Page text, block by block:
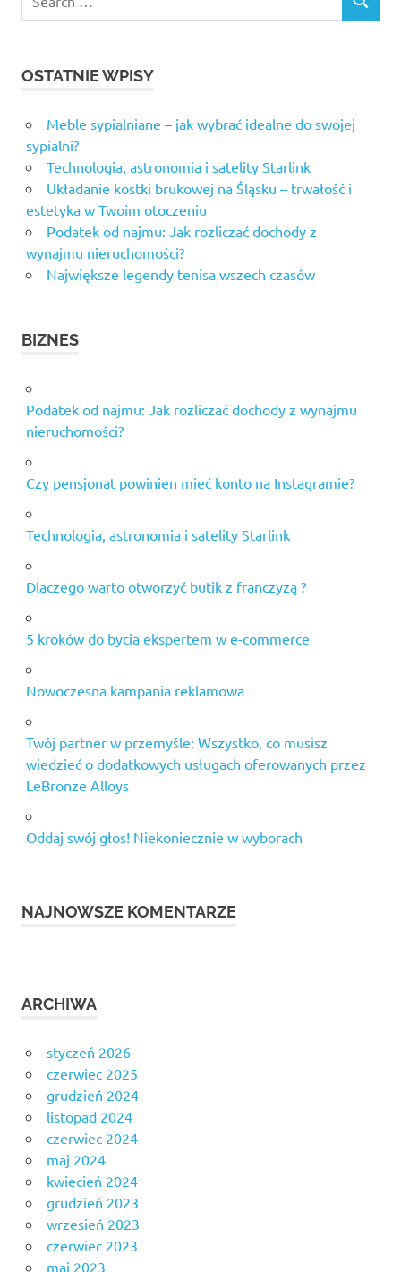
SEARCH
OSTATNIE WPISY
Meble sypialniane – jak wybrać idealne do swojej
sypialni?
Technologia, astronomia i satelity Starlink
Układanie kostki brukowej na Śląsku – trwałość i
estetyka w Twoim otoczeniu
Podatek od najmu: Jak rozliczać dochody z
wynajmu nieruchomości?
Największe legendy tenisa wszech czasów
BIZNES
Podatek od najmu: Jak rozliczać dochody z wynajmu
nieruchomości?
Czy pensjonat powinien mieć konto na Instagramie?
Technologia, astronomia i satelity Starlink
Dlaczego warto otworzyć butik z franczyzą ?
5 kroków do bycia ekspertem w e-commerce
Nowoczesna kampania reklamowa
Twój partner w przemyśle: Wszystko, co musisz
wiedzieć o dodatkowych usługach oferowanych przez
LeBronze Alloys
Oddaj swój głos! Niekoniecznie w wyborach
NAJNOWSZE KOMENTARZE
ARCHIWA
styczeń 2026
czerwiec 2025
grudzień 2024
listopad 2024
czerwiec 2024
maj 2024
kwiecień 2024
grudzień 2023
wrzesień 2023
czerwiec 2023
maj 2023